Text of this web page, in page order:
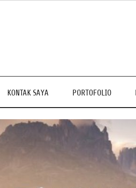
KONTAK SAYA PORTOFOLIO